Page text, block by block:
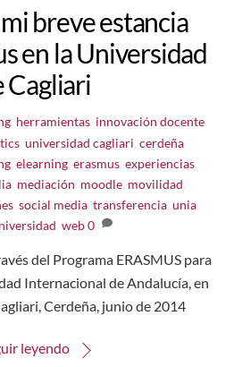
breve estancia
en la Universidad
Cagliari
herramientas innovación docente
tics universidad cagliari cerdeña
elearning erasmus experiencias
, mediación moodle, movilidad
, social media, transferencia, unia,
,web0
del Programa ERASMUS para
Internacional de Andalucía, en
Cerdeña, junio de 2014
leyendo